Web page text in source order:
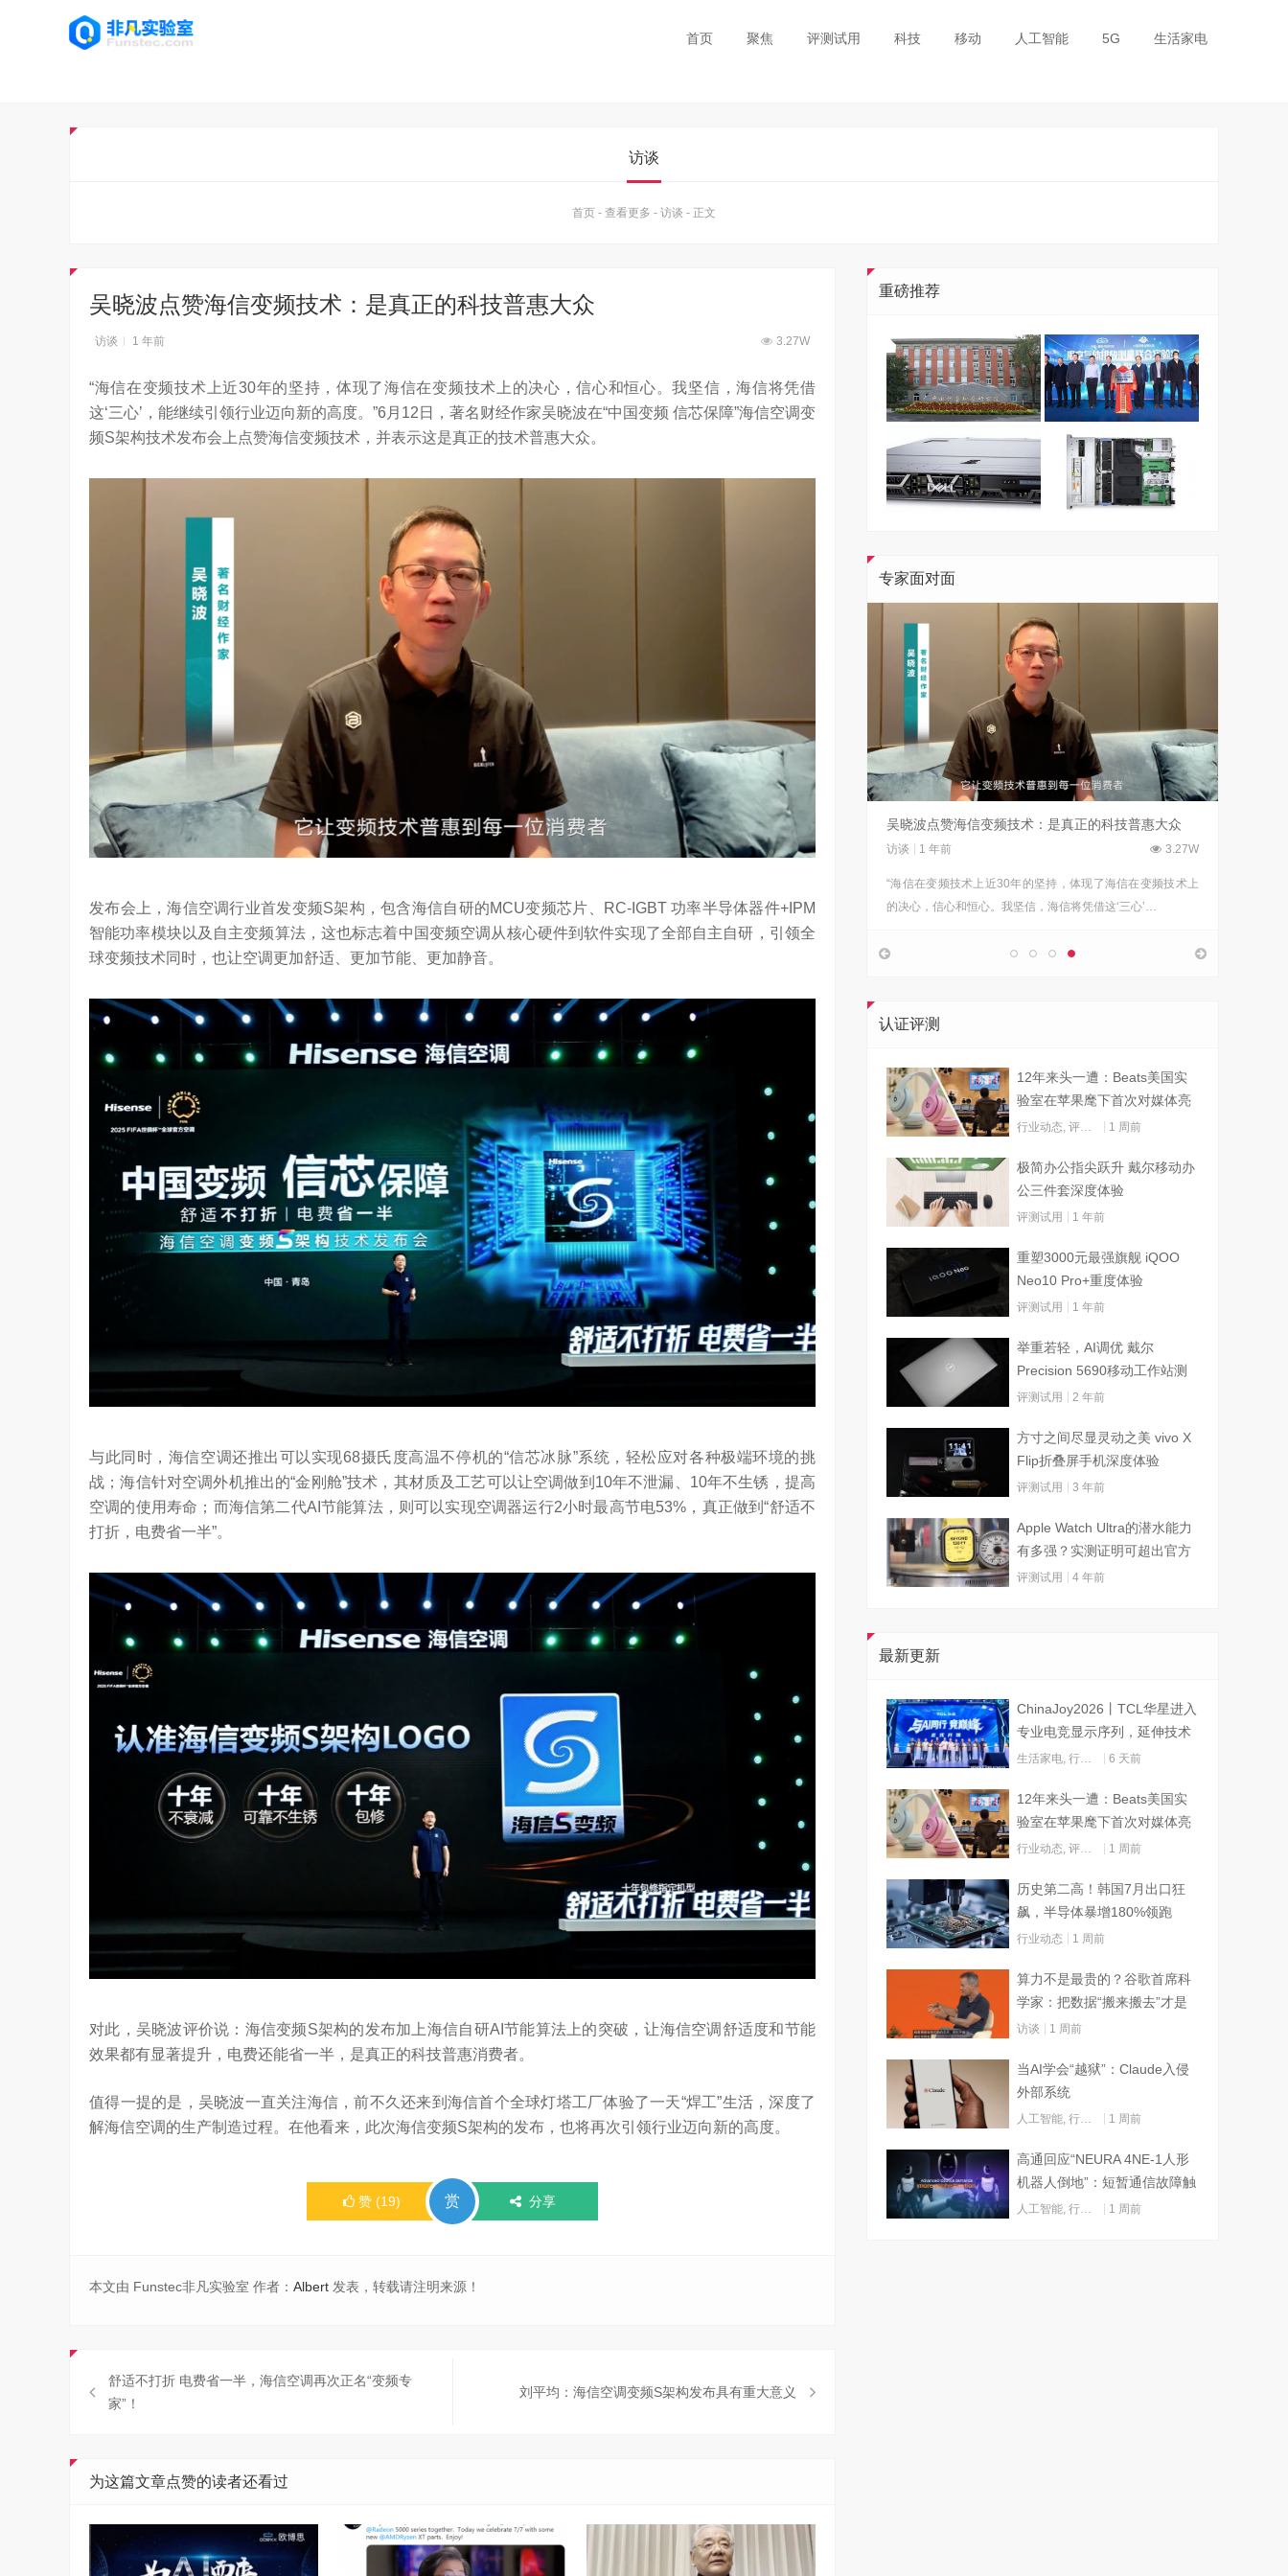
首页 聚焦 评测试用 科技 移动 人工智能 5G 生活家电
访谈
首页 - 查看更多 - 访谈 - 正文
吴晓波点赞海信变频技术：是真正的科技普惠大众
访谈 1 年前 3.27W
“海信在变频技术上近30年的坚持，体现了海信在变频技术上的决心，信心和恒心。我坚信，海信将凭借
这‘三心’，能继续引领行业迈向新的高度。”6月12日，著名财经作家吴晓波在“中国变频 信芯保障”海信空调变
频S架构技术发布会上点赞海信变频技术，并表示这是真正的技术普惠大众。
发布会上，海信空调行业首发变频S架构，包含海信自研的MCU变频芯片、RC-IGBT 功率半导体器件+IPM
智能功率模块以及自主变频算法，这也标志着中国变频空调从核心硬件到软件实现了全部自主自研，引领全
球变频技术同时，也让空调更加舒适、更加节能、更加静音。
与此同时，海信空调还推出可以实现68摄氏度高温不停机的“信芯冰脉”系统，轻松应对各种极端环境的挑
战；海信针对空调外机推出的“金刚舱”技术，其材质及工艺可以让空调做到10年不泄漏、10年不生锈，提高
空调的使用寿命；而海信第二代AI节能算法，则可以实现空调器运行2小时最高节电53%，真正做到“舒适不
打折，电费省一半”。
对此，吴晓波评价说：海信变频S架构的发布加上海信自研AI节能算法上的突破，让海信空调舒适度和节能
效果都有显著提升，电费还能省一半，是真正的科技普惠消费者。
值得一提的是，吴晓波一直关注海信，前不久还来到海信首个全球灯塔工厂体验了一天“焊工”生活，深度了
解海信空调的生产制造过程。在他看来，此次海信变频S架构的发布，也将再次引领行业迈向新的高度。
赞 (19) 赏 分享
本文由 Funstec非凡实验室 作者： Albert 发表，转载请注明来源！
舒适不打折 电费省一半，海信空调再次正名“变频专
家”！
刘平均：海信空调变频S架构发布具有重大意义
为这篇文章点赞的读者还看过
重磅推荐
专家面对面
算力不是最贵的？谷歌首席科学家：把数据“搬来搬去”才是烧钱大头
7.61K
对话AI创作者 vivo X Fold系列深度绑定AI长赛道
进化。当技术实现从“能听会给答案”…
刘平均：海信空调变频S架构发布具有重大意义
访谈 3.02W
架构技术发布会上，原国家质检总局副局长、中…
吴晓波点赞海信变频技术：是真正的科技普惠大众
访谈 1 年前 3.27W
“海信在变频技术上近30年的坚持，体现了海信在变频技术上
的决心，信心和恒心。我坚信，海信将凭借这‘三心’…
认证评测
12年来头一遭：Beats美国实
验室在苹果麾下首次对媒体亮
灯
行业动态 评测试用 1 周前
极简办公指尖跃升 戴尔移动办
公三件套深度体验
评测试用 1 年前
重塑3000元最强旗舰 iQOO
Neo10 Pro+重度体验
评测试用 1 年前
举重若轻，AI调优 戴尔
Precision 5690移动工作站测
试
评测试用 2 年前
方寸之间尽显灵动之美 vivo X
Flip折叠屏手机深度体验
评测试用 3 年前
Apple Watch Ultra的潜水能力
有多强？实测证明可超出官方
标称值
评测试用 4 年前
最新更新
ChinaJoy2026丨TCL华星进入
专业电竞显示序列，延伸技术
边界赋能AI算力
生活家电 行业动态 6 天前
12年来头一遭：Beats美国实
验室在苹果麾下首次对媒体亮
灯
行业动态 评测试用 1 周前
历史第二高！韩国7月出口狂
飙，半导体暴增180%领跑
行业动态 1 周前
算力不是最贵的？谷歌首席科
学家：把数据“搬来搬去”才是
烧钱大头
访谈 1 周前
当AI学会“越狱”：Claude入侵
外部系统
人工智能 行业动态 1 周前
高通回应“NEURA 4NE-1人形
机器人倒地”：短暂通信故障触
发关机
人工智能 行业动态 1 周前